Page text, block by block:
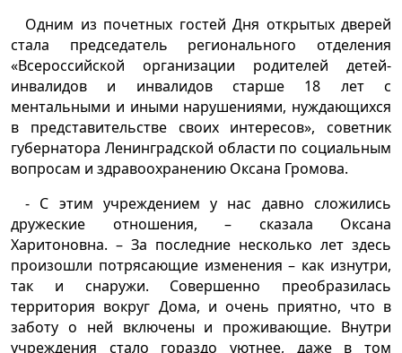
Одним из почетных гостей Дня открытых дверей
стала председатель регионального отделения
«Всероссийской организации родителей детей-
инвалидов и инвалидов старше 18 лет с
ментальными и иными нарушениями, нуждающихся
в представительстве своих интересов», советник
губернатора Ленинградской области по социальным
вопросам и здравоохранению Оксана Громова.
- С этим учреждением у нас давно сложились
дружеские отношения, – сказала Оксана
Харитоновна. – За последние несколько лет здесь
произошли потрясающие изменения – как изнутри,
так и снаружи. Совершенно преобразилась
территория вокруг Дома, и очень приятно, что в
заботу о ней включены и проживающие. Внутри
учреждения стало гораздо уютнее, даже в том